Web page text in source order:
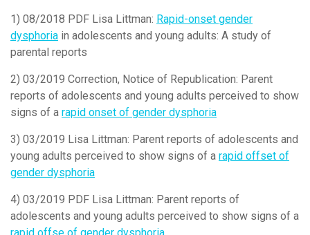
1) 08/2018 PDF Lisa Littman: Rapid-onset gender
dysphoria in adolescents and young adults: A study of
parental reports
2) 03/2019 Correction, Notice of Republication: Parent
reports of adolescents and young adults perceived to show
signs of a rapid onset of gender dysphoria
3) 03/2019 Lisa Littman: Parent reports of adolescents and
young adults perceived to show signs of a rapid offset of
gender dysphoria
4) 03/2019 PDF Lisa Littman: Parent reports of
adolescents and young adults perceived to show signs of a